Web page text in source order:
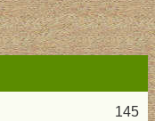
145